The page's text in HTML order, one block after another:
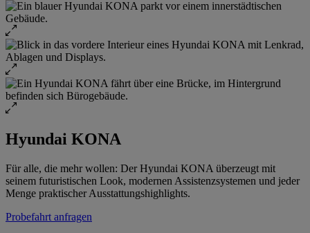
Hyundai KONA
Für alle, die mehr wollen: Der Hyundai KONA überzeugt mit
seinem futuristischen Look, modernen Assistenzsystemen und jeder
Menge praktischer Ausstattungshighlights.
Probefahrt anfragen